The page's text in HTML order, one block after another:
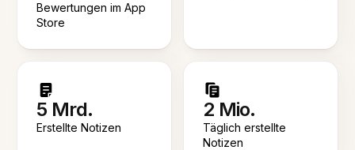
Bewertungen im App
Store
5 Mrd.
Erstellte Notizen
2 Mio.
Täglich erstellte
Notizen